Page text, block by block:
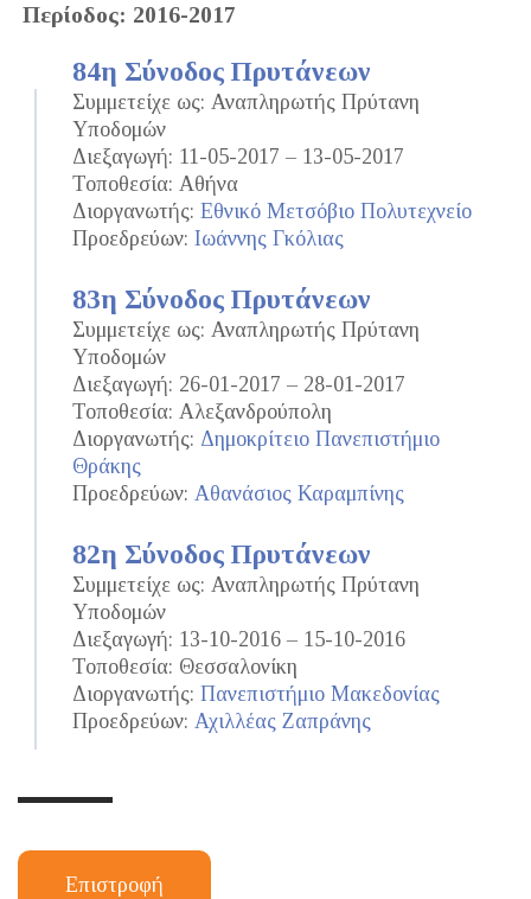
Περίοδος: 2016-2017
84η Σύνοδος Πρυτάνεων
Συμμετείχε ως: Αναπληρωτής Πρύτανη
Υποδομών
Διεξαγωγή: 11-05-2017 – 13-05-2017
Τοποθεσία: Αθήνα
Διοργανωτής: Εθνικό Μετσόβιο Πολυτεχνείο
Προεδρεύων: Ιωάννης Γκόλιας
83η Σύνοδος Πρυτάνεων
Συμμετείχε ως: Αναπληρωτής Πρύτανη
Υποδομών
Διεξαγωγή: 26-01-2017 – 28-01-2017
Τοποθεσία: Αλεξανδρούπολη
Διοργανωτής: Δημοκρίτειο Πανεπιστήμιο
Θράκης
Προεδρεύων: Αθανάσιος Καραμπίνης
82η Σύνοδος Πρυτάνεων
Συμμετείχε ως: Αναπληρωτής Πρύτανη
Υποδομών
Διεξαγωγή: 13-10-2016 – 15-10-2016
Τοποθεσία: Θεσσαλονίκη
Διοργανωτής: Πανεπιστήμιο Μακεδονίας
Προεδρεύων: Αχιλλέας Ζαπράνης
Επιστροφή